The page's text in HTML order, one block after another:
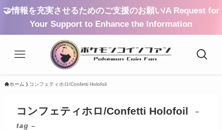
🤝情報を充実させるためのご支援のお願い/A Request for
Your Support to Enhance the Information
ホーム コンフェティホロ/Confetti Holofoil
コンフェティホロ/Confetti Holofoil
–
tag –